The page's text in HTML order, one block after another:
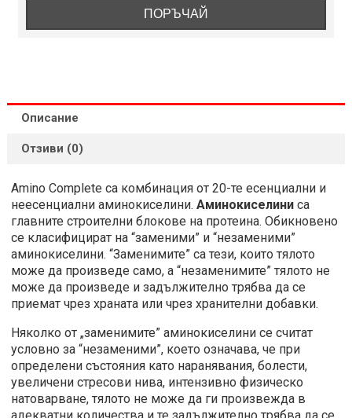
ПОРЪЧАЙ
Описание
Отзиви (0)
Amino Complete са комбинация от 20-те есенциални и
неесенциални аминокиселини.Аминокиселиниса
главните строителни блокове на протеина. Обикновено
се класифицират на “заменими” и “незаменими”
аминокиселини. “Заменимите” са тези, които тялото
може да произведе само, а “незаменимите” тялото не
може да произведе и задължително трябва да се
приемат чрез храната или чрез хранителни добавки.
Няколко от „заменимите” аминокиселини се считат
условно за “незаменими”, което означава, че при
определени състояния като наранявания, болести,
увеличени стресови нива, интензивно физическо
натоварване, тялото не може да ги произвежда в